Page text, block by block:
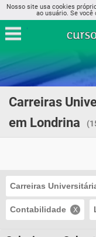
Nosso site usa cookies
ao usuário. Se você
Carreiras
em Londrina
Carreiras
Contabilidade